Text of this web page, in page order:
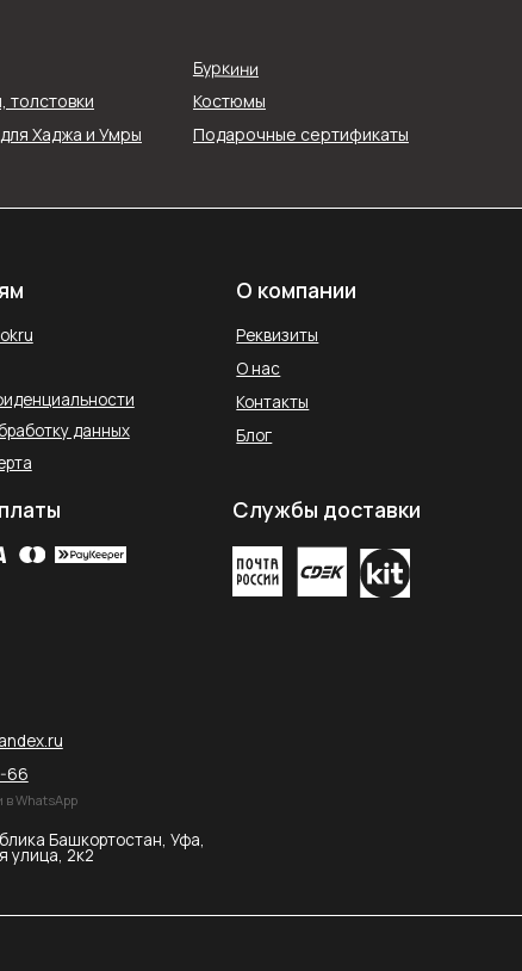
толстовки
Буркини
Костюмы
Подарочные сертификаты
Хаджа и Умры
Блог
Уфа,
Службы доставки